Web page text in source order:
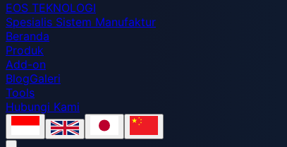
EOS TEKNOLOGI
Spesialis Sistem Manufaktur
Beranda
Produk
Add-on
BlogGaleri
Tools
Hubungi Kami